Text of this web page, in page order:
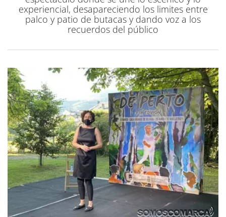
experiencial, desapareciendo los limites entre
palco y patio de butacas y dando voz a los
recuerdos del público